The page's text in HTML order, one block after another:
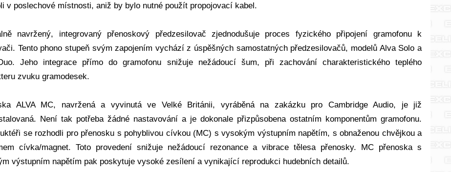
v poslechové místnosti, aniž by bylo nutné použít propojovací kabel.
navržený, integrovaný přenoskový předzesilovač zjednodušuje proces fyzického připojení gramofonu k
Tento phono stupeň svým zapojením vychází z úspěšných samostatných předzesilovačů, modelů Alva Solo a
Jeho integrace přímo do gramofonu snižuje nežádoucí šum, při zachování charakteristického teplého
zvuku gramodesek.
ALVA MC, navržená a vyvinutá ve Velké Británii, vyráběná na zakázku pro Cambridge Audio, je již
Není tak potřeba žádné nastavování a je dokonale přizpůsobena ostatním komponentům gramofonu.
se rozhodli pro přenosku s pohyblivou cívkou (MC) s vysokým výstupním napětím, s obnaženou chvějkou a
cívka/magnet. Toto provedení snižuje nežádoucí rezonance a vibrace tělesa přenosky. MC přenoska s
výstupním napětím pak poskytuje vysoké zesílení a vynikající reprodukci hudebních detailů.